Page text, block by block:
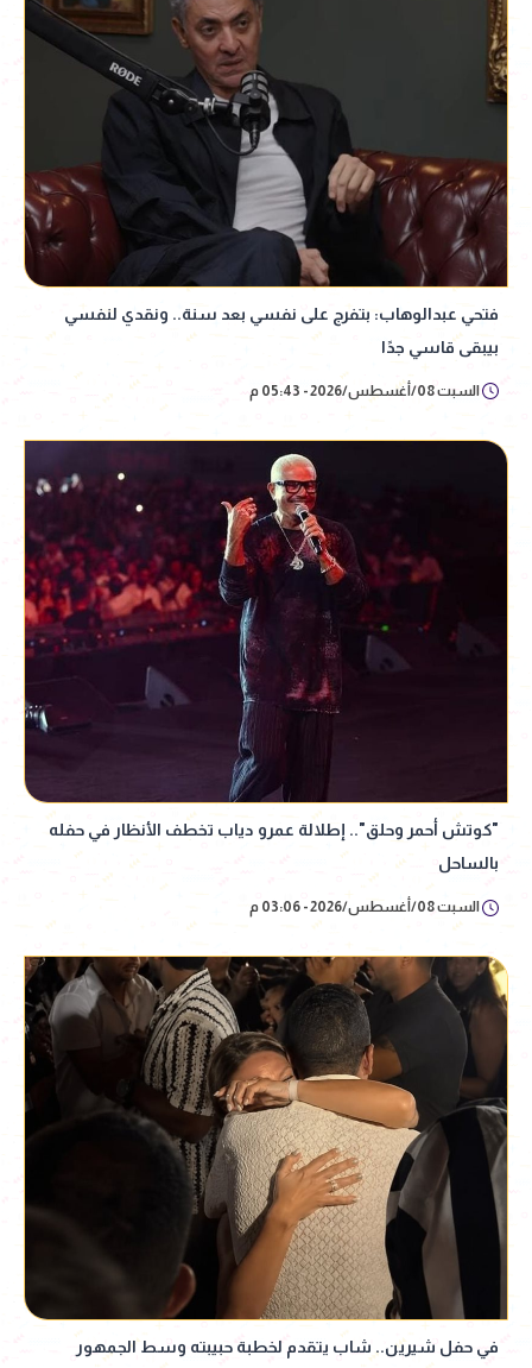
فتحي عبدالوهاب: بتفرج على نفسي بعد سنة.. ونقدي لنفسي
بيبقى قاسي جدًا
السبت 08/أغسطس/2026 - 05:43 م
"كوتش أحمر وحلق".. إطلالة عمرو دياب تخطف الأنظار في حفله
بالساحل
السبت 08/أغسطس/2026 - 03:06 م
في حفل شيرين.. شاب يتقدم لخطبة حبيبته وسط الجمهور